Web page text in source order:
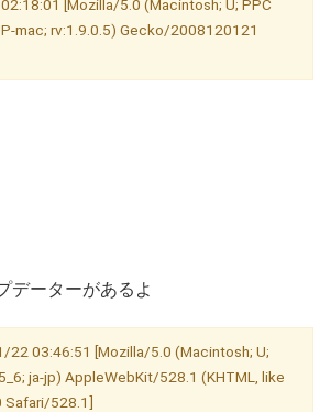
[Mozilla/5.0 (Macintosh; U; PPC
mac; rv:1.9.0.5) Gecko/2008120121
データーがあるよ
22 03:46:51 [Mozilla/5.0 (Macintosh; U;
ja-jp) AppleWebKit/528.1 (KHTML, like
Safari/528.1]